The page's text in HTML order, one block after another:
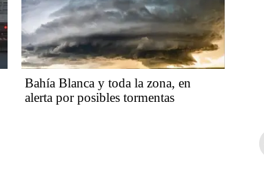
Bahía Blanca y toda la zona, en
alerta por posibles tormentas